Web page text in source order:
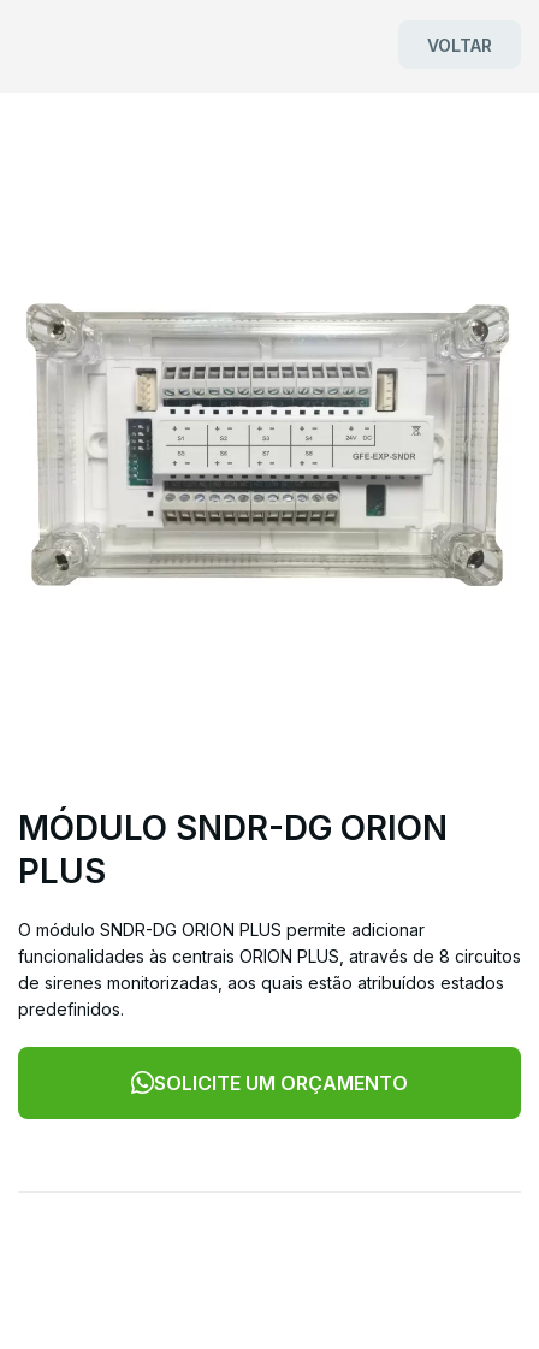
VOLTAR
MÓDULO SNDR-DG ORION
PLUS
O módulo SNDR-DG ORION PLUS permite adicionar
funcionalidades às centrais ORION PLUS, através de 8 circuitos
de sirenes monitorizadas, aos quais estão atribuídos estados
predefinidos.
SOLICITE UM ORÇAMENTO